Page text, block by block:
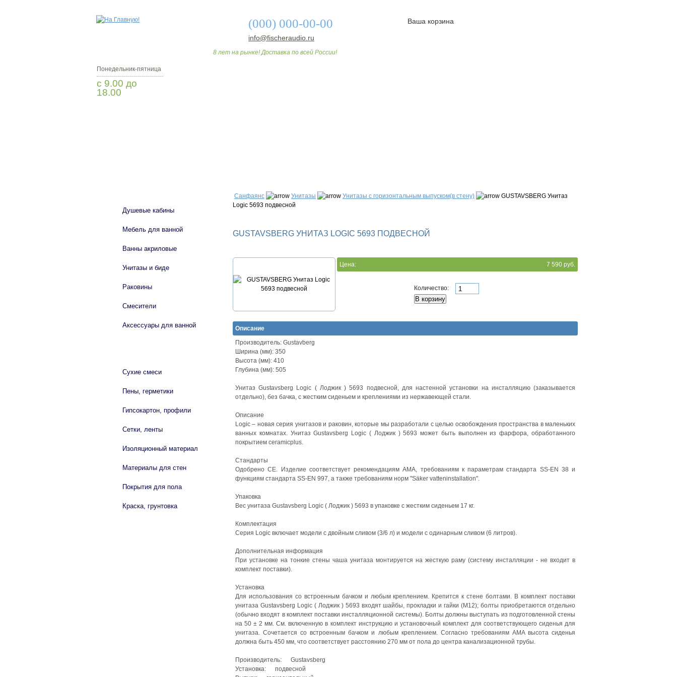
(000) 000-00-00
info@fischeraudio.ru
8 лет на рынке! Доставка по всей России!
Ваша корзина
Понедельник-пятница
с 9.00 до
18.00
Санфаянс Унитазы Унитазы с горизонтальным выпуском(в стену)
GUSTAVSBERG Унитаз
Logic 5693 подвесной
GUSTAVSBERG УНИТАЗ LOGIC 5693 ПОДВЕСНОЙ
Цена: 7 590 руб.
Количество:
Описание
Производитель: Gustavberg
Ширина (мм): 350
Высота (мм): 410
Глубина (мм): 505
Унитаз Gustavsberg Logic ( Лоджик ) 5693 подвесной, для настенной установки на инсталляцию (заказывается
отдельно), без бачка, с жестким сиденьем и креплениями из нержавеющей стали.
Описание
Logic – новая серия унитазов и раковин, которые мы разработали с целью освобождения пространства в маленьких
ванных комнатах. Унитаз Gustavsberg Logic ( Лоджик ) 5693 может быть выполнен из фарфора, обработанного
покрытием ceramicplus.
Стандарты
Одобрено CE. Изделие соответствует рекомендациям AMA, требованиям к параметрам стандарта SS-EN 38 и
функциям стандарта SS-EN 997, а также требованиям норм "Säker vatteninstallation".
Упаковка
Вес унитаза Gustavsberg Logic ( Лоджик ) 5693 в упаковке с жестким сиденьем 17 кг.
Комплектация
Серия Logic включает модели с двойным сливом (3/6 л) и модели с одинарным сливом (6 литров).
Дополнительная информация
При установке на тонкие стены чаша унитаза монтируется на жесткую раму (систему инсталляции - не входит в
комплект поставки).
Установка
Для использования со встроенным бачком и любым креплением. Крепится к стене болтами. В комплект поставки
унитаза Gustavsberg Logic ( Лоджик ) 5693 входят шайбы, прокладки и гайки (М12); болты приобретаются отдельно
(обычно входят в комплект поставки инсталляционной системы). Болты должны выступать из подготовленной стены
на 50 ± 2 мм. См. включенную в комплект инструкцию и установочный комплект для соответствующего сиденья для
унитаза. Сочетается со встроенным бачком и любым креплением. Согласно требованиям AMA высота сиденья
должна быть 450 мм, что соответствует расстоянию 270 мм от пола до центра канализационной трубы.
Производитель: Gustavsberg
Установка: подвесной
Душевые кабины
Мебель для ванной
Ванны акриловые
Унитазы и биде
Раковины
Смесители
Аксессуары для ванной
Сухие смеси
Пены, герметики
Гипсокартон, профили
Сетки, ленты
Изоляционный материал
Материалы для стен
Покрытия для пола
Краска, грунтовка